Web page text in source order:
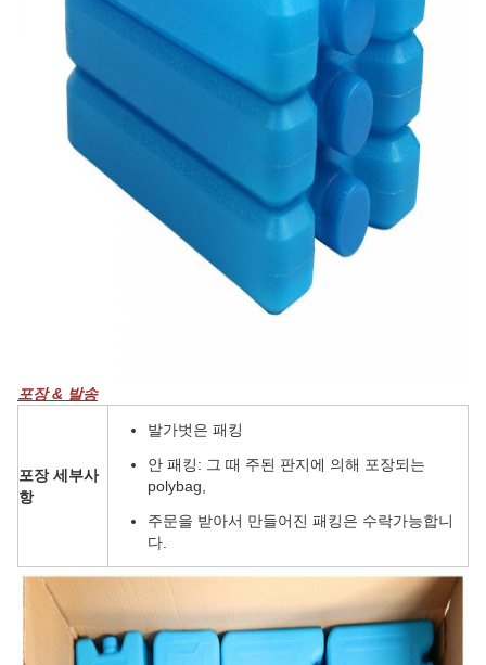
포장 & 발송
포장 세부사
항
발가벗은 패킹
안 패킹: 그 때 주된 판지에 의해 포장되는
polybag,
주문을 받아서 만들어진 패킹은 수락가능합니
다.